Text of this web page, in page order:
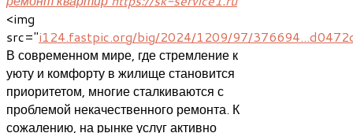
<img
src="i124.fastpic.org/big/2024/1209/97/
В современном мире, где стремление к
уюту и комфорту в жилище становится
приоритетом, многие сталкиваются с
проблемой некачественного ремонта. К
сожалению, на рынке услуг активно